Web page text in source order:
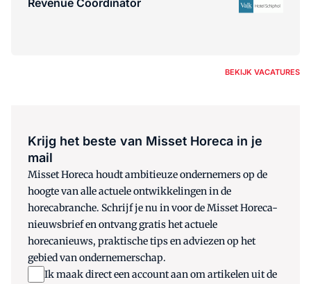
Revenue Coördinator
BEKIJK VACATURES
Krijg het beste van Misset Horeca in je
mail
Misset Horeca houdt ambitieuze ondernemers op de
hoogte van alle actuele ontwikkelingen in de
horecabranche. Schrijf je nu in voor de Misset Horeca-
nieuwsbrief en ontvang gratis het actuele
horecanieuws, praktische tips en adviezen op het
gebied van ondernemerschap.
Ik maak direct een account aan om artikelen uit de